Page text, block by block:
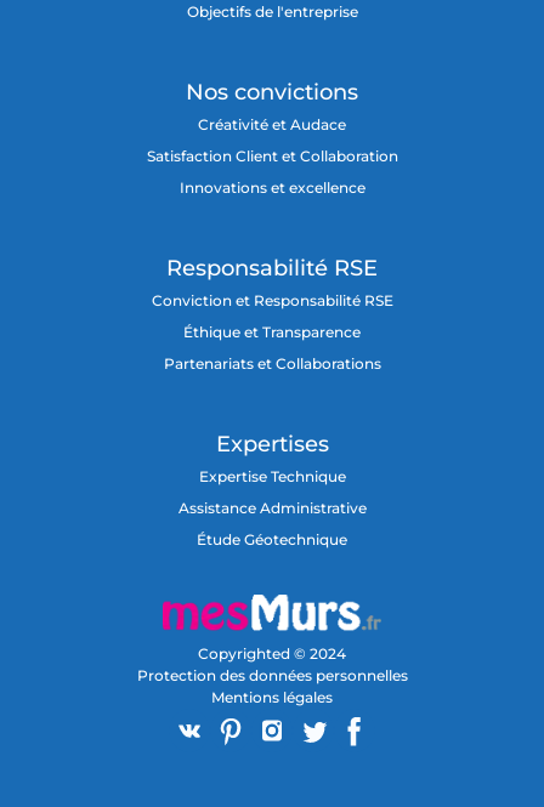
Objectifs de l'entreprise
Nos convictions
Créativité et Audace
Satisfaction Client et Collaboration
Innovations et excellence
Responsabilité RSE
Conviction et Responsabilité RSE
Éthique et Transparence
Partenariats et Collaborations
Expertises
Expertise Technique
Assistance Administrative
Étude Géotechnique
Copyrighted © 2024
Protection des données personnelles
Mentions légales